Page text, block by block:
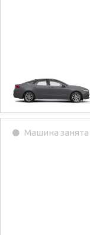
Машина занята